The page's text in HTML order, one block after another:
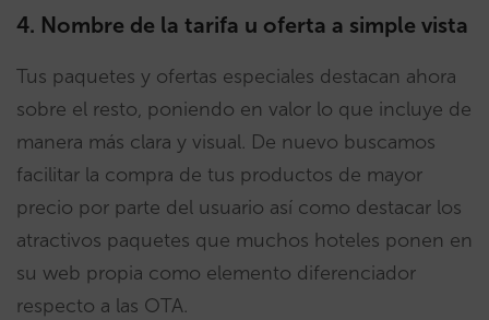
4. Nombre de la tarifa u oferta a simple vista
Tus paquetes y ofertas especiales destacan ahora
sobre el resto, poniendo en valor lo que incluye de
manera más clara y visual. De nuevo buscamos
facilitar la compra de tus productos de mayor
precio por parte del usuario así como destacar los
atractivos paquetes que muchos hoteles ponen en
su web propia como elemento diferenciador
respecto a las OTA.